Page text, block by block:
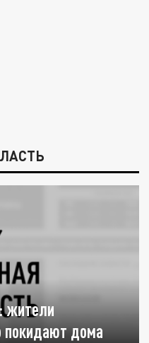
жители
покидают дома